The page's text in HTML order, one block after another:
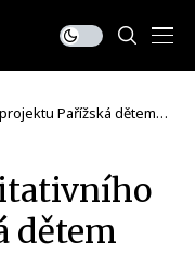
Pařížská dětem
dětem